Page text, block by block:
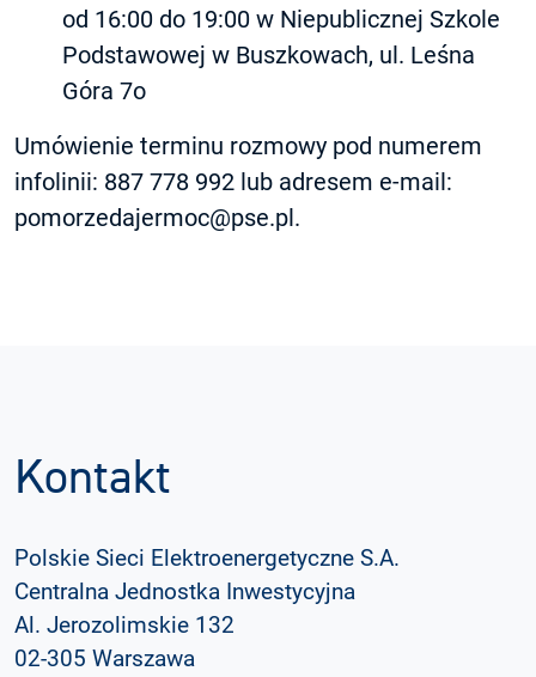
od 16:00 do 19:00 w Niepublicznej Szkole
Podstawowej w Buszkowach, ul. Leśna
Góra 7o
Umówienie terminu rozmowy pod numerem
infolinii: 887 778 992 lub adresem e-mail:
pomorzedajermoc@pse.pl.
Kontakt
Polskie Sieci Elektroenergetyczne S.A.
Centralna Jednostka Inwestycyjna
Al. Jerozolimskie 132
02-305 Warszawa